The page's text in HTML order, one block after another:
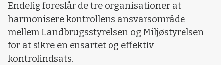
Endelig foreslår de tre organisationer at
harmonisere kontrollens ansvarsområde
mellem Landbrugsstyrelsen og Miljøstyrelsen
for at sikre en ensartet og effektiv
kontrolindsats.